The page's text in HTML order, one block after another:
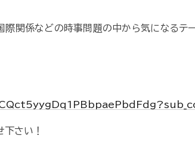
国際関係などの時事問題の中から気になる
下さい！